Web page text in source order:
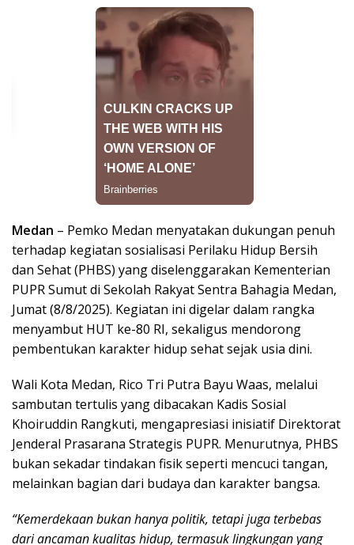
Medan – Pemko Medan menyatakan dukungan penuh
terhadap kegiatan sosialisasi Perilaku Hidup Bersih
dan Sehat (PHBS) yang diselenggarakan Kementerian
PUPR Sumut di Sekolah Rakyat Sentra Bahagia Medan,
Jumat (8/8/2025). Kegiatan ini digelar dalam rangka
menyambut HUT ke-80 RI, sekaligus mendorong
pembentukan karakter hidup sehat sejak usia dini.
Wali Kota Medan, Rico Tri Putra Bayu Waas, melalui
sambutan tertulis yang dibacakan Kadis Sosial
Khoiruddin Rangkuti, mengapresiasi inisiatif Direktorat
Jenderal Prasarana Strategis PUPR. Menurutnya, PHBS
bukan sekadar tindakan fisik seperti mencuci tangan,
melainkan bagian dari budaya dan karakter bangsa.
“Kemerdekaan bukan hanya politik, tetapi juga terbebas
dari ancaman kualitas hidup, termasuk lingkungan yang